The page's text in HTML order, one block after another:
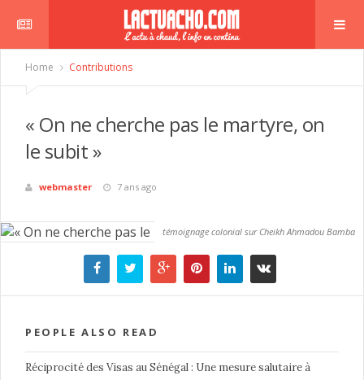
Home Contributions
« On ne cherche pas le martyre, on
le subit »
webmaster 7 ans ago
témoignage colonial sur Cheikh Ahmadou Bamba
PEOPLE ALSO READ
Réciprocité des Visas au Sénégal : Une mesure salutaire à